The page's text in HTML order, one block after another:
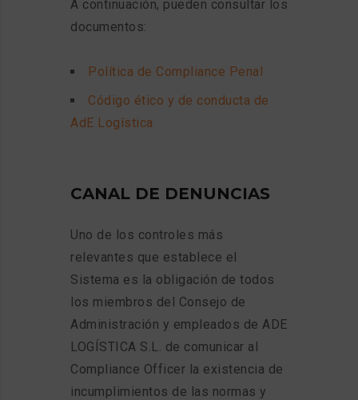
A continuación, pueden consultar los
documentos:
Política de Compliance Penal
Código ético y de conducta de
AdE Logística
CANAL DE DENUNCIAS
Uno de los controles más
relevantes que establece el
Sistema es la obligación de todos
los miembros del Consejo de
Administración y empleados de ADE
LOGÍSTICA S.L. de comunicar al
Compliance Officer la existencia de
incumplimientos de las normas y